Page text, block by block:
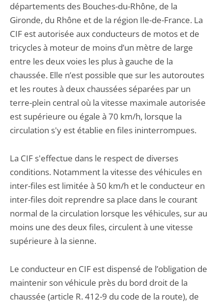
départements des Bouches-du-Rhône, de la
Gironde, du Rhône et de la région Ile-de-France. La
CIF est autorisée aux conducteurs de motos et de
tricycles à moteur de moins d’un mètre de large
entre les deux voies les plus à gauche de la
chaussée. Elle n’est possible que sur les autoroutes
et les routes à deux chaussées séparées par un
terre-plein central où la vitesse maximale autorisée
est supérieure ou égale à 70 km/h, lorsque la
circulation s'y est établie en files ininterrompues.
La CIF s'effectue dans le respect de diverses
conditions. Notamment la vitesse des véhicules en
inter-files est limitée à 50 km/h et le conducteur en
inter-files doit reprendre sa place dans le courant
normal de la circulation lorsque les véhicules, sur au
moins une des deux files, circulent à une vitesse
supérieure à la sienne.
Le conducteur en CIF est dispensé de l’obligation de
maintenir son véhicule près du bord droit de la
chaussée (article R. 412-9 du code de la route), de